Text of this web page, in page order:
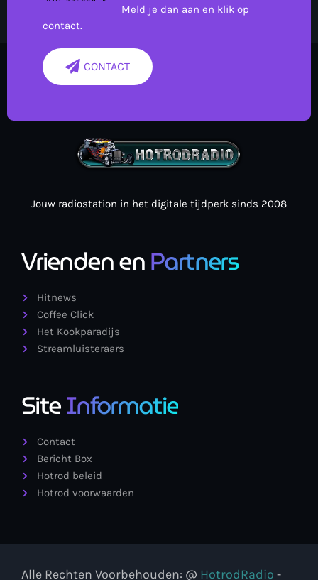
Meld je dan aan en klik op
contact.
CONTACT
Jouw radiostation in het digitale tijdperk sinds 2008
Vrienden enPartners
Hitnews
Coffee Click
Het Kookparadijs
Streamluisteraars
SiteInformatie
Contact
Bericht Box
Hotrod beleid
Hotrod voorwaarden
Alle Rechten Voorbehouden: @ HotrodRadio -